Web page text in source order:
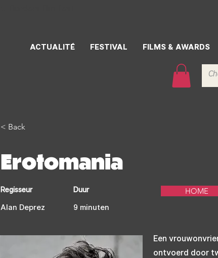
ACTUALITÉ FESTIVAL FILMS & AWARDS
< Back
Erotomania
Regisseur
Alan Deprez
Duur
9 minuten
HOME
Een
ontvoerd door